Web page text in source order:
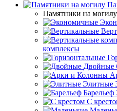
Памятники на могилу
комплексы
Двойные
Элитные
Барельеф
С